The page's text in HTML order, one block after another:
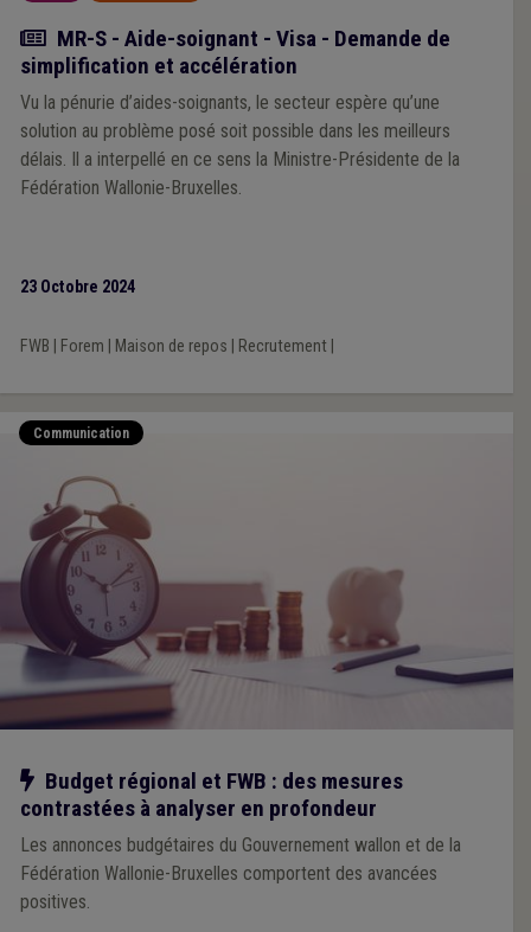
Actualité
MR-S - Aide-soignant - Visa - Demande de
simplification et accélération
Vu la pénurie d’aides-soignants, le secteur espère qu’une
solution au problème posé soit possible dans les meilleurs
délais. Il a interpellé en ce sens la Ministre-Présidente de la
Fédération Wallonie-Bruxelles.
23 Octobre 2024
FWB Forem Maison de repos Recrutement|
Communication
Notre action
Budget régional et FWB : des mesures
contrastées à analyser en profondeur
Les annonces budgétaires du Gouvernement wallon et de la
Fédération Wallonie-Bruxelles comportent des avancées
positives.